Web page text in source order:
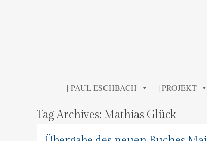
SKIP TO CONTENT
| PAUL ESCHBACH | PROJEKT
Tag Archives: Mathias Glück